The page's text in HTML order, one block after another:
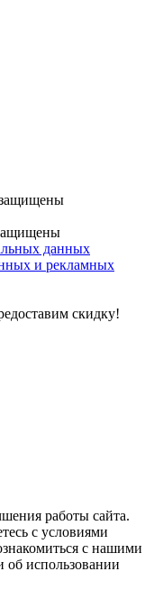
данных
и рекламных
скидку!
работы сайта.
с условиями
с нашими
использовании